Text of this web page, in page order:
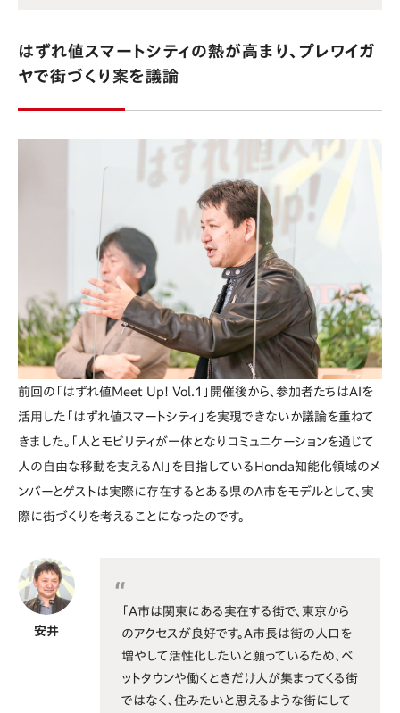
はずれ値スマートシティの熱が高まり、プレワイガ
ヤで街づくり案を議論
前回の「はずれ値Meet Up! Vol.1」開催後から、参加者たちはAIを
活用した「はずれ値スマートシティ」を実現できないか議論を重ねて
きました。「人とモビリティが一体となりコミュニケーションを通じて
人の自由な移動を支えるAI」を目指しているHonda知能化領域のメ
ンバーとゲストは実際に存在するとある県のA市をモデルとして、実
際に街づくりを考えることになったのです。
安井
「A市は関東にある実在する街で、東京から
のアクセスが良好です。A市長は街の人口を
増やして活性化したいと願っているため、ベ
ットタウンや働くときだけ人が集まってくる街
ではなく、住みたいと思えるような街にして